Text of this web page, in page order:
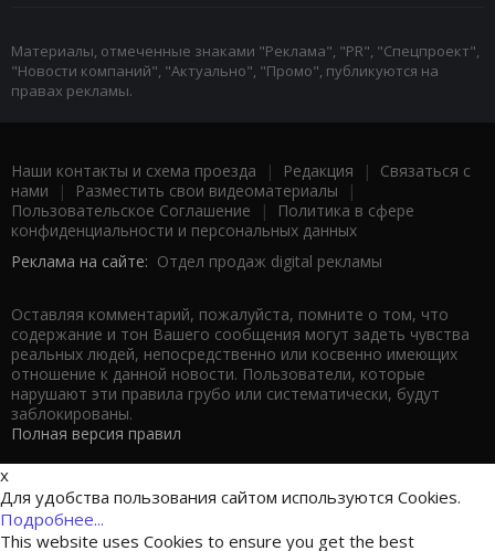
Материалы, отмеченные знаками "Реклама", "PR", "Спецпроект",
"Новости компаний", "Актуально", "Промо", публикуются на
правах рекламы.
Наши контакты и схема проезда | Редакция | Связаться с
нами | Разместить свои видеоматериалы |
Пользовательское Соглашение |
Политика в сфере
конфиденциальности и персональных данных
Реклама на сайте: Отдел продаж digital рекламы
Оставляя комментарий, пожалуйста, помните о том, что
содержание и тон Вашего сообщения могут задеть чувства
реальных людей, непосредственно или косвенно имеющих
отношение к данной новости. Пользователи, которые
нарушают эти правила грубо или систематически, будут
заблокированы.
Полная версия правил
x
Для удобства пользования сайтом используются Cookies.
Подробнее...
This website uses Cookies to ensure you get the best